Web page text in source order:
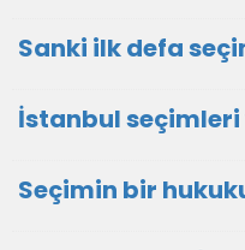
Sanki ilk defa
İstanbul
Seçimin bir